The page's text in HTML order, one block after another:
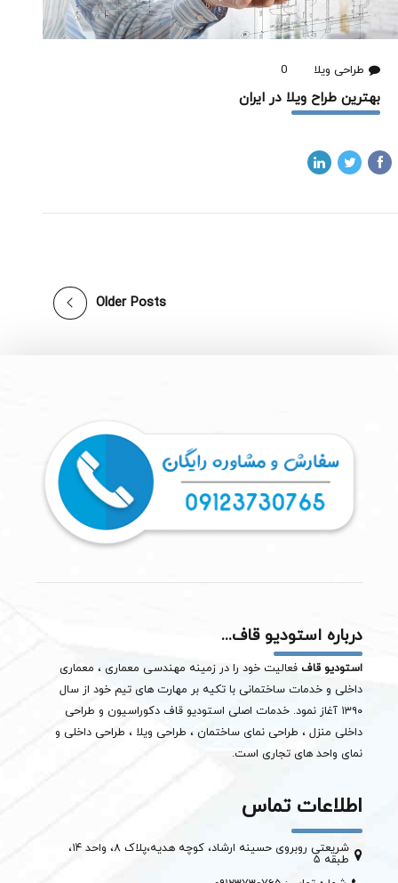
طراحی ویلا 0
بهترین طراح ویلا در ایران
Older Posts
درباره استودیو قاف...
استودیو قاف فعالیت خود را در زمینه مهندسی معماری ، معماری
داخلی و خدمات ساختمانی با تکیه بر مهارت های تیم خود از سال
۱۳۹۰ آغاز نمود. خدمات اصلی استودیو قاف دکوراسیون و طراحی
داخلی منزل ، طراحی نمای ساختمان ، طراحی ویلا ، طراحی داخلی و
نمای واحد های تجاری است.
اطلاعات تماس
شریعتی روبروی حسینه ارشاد، کوچه هدیه،پلاک ۸، واحد ۱۴،
طبقه ۵